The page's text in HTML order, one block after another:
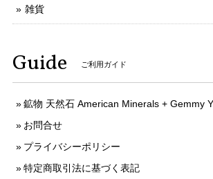
雑貨
Guide ご利用ガイド
鉱物 天然石 American Minerals + Gemmy
お問合せ
プライバシーポリシー
特定商取引法に基づく表記